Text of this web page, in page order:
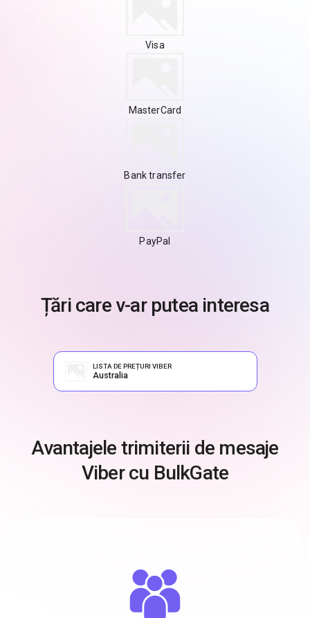
Visa
MasterCard
Bank transfer
PayPal
Țări care v-ar putea interesa
LISTA DE PREȚURI VIBER
Australia
Avantajele trimiterii de mesaje
Viber cu BulkGate